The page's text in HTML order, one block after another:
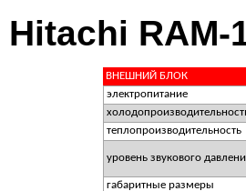
Hitachi RAM-
ВНЕШНИЙ БЛОК
электропитание
теплопроизводительность
уровень звукового
габаритные размеры